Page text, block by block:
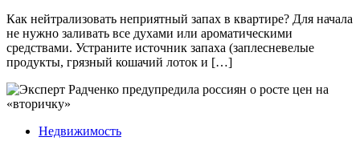
Как нейтрализовать неприятный запах в квартире? Для начала
не нужно заливать все духами или ароматическими
средствами. Устраните источник запаха (заплесневелые
продукты, грязный кошачий лоток и […]
Недвижимость